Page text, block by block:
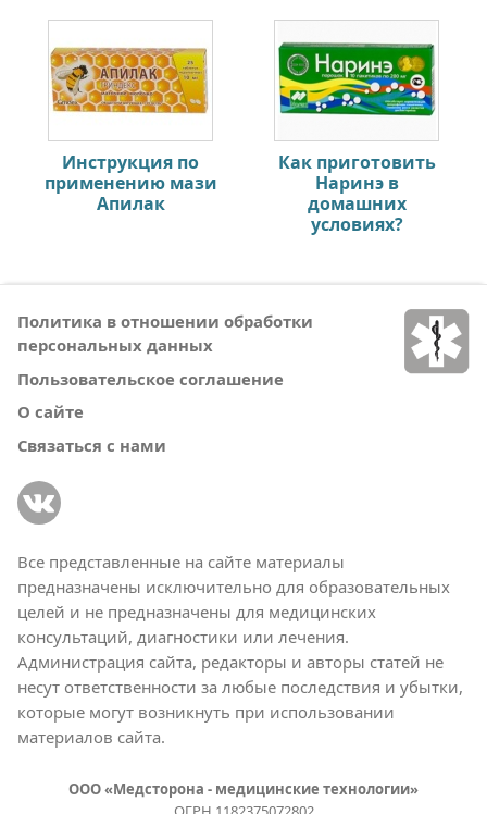
Инструкция по
применению мази
Апилак
Как приготовить
Наринэ в
домашних
условиях?
Политика в отношении обработки
персональных данных
Пользовательское соглашение
О сайте
Связаться с нами
Все представленные на сайте материалы
предназначены исключительно для образовательных
целей и не предназначены для медицинских
консультаций, диагностики или лечения.
Администрация сайта, редакторы и авторы статей не
несут ответственности за любые последствия и убытки,
которые могут возникнуть при использовании
материалов сайта.
ООО «Медсторона - медицинские технологии»